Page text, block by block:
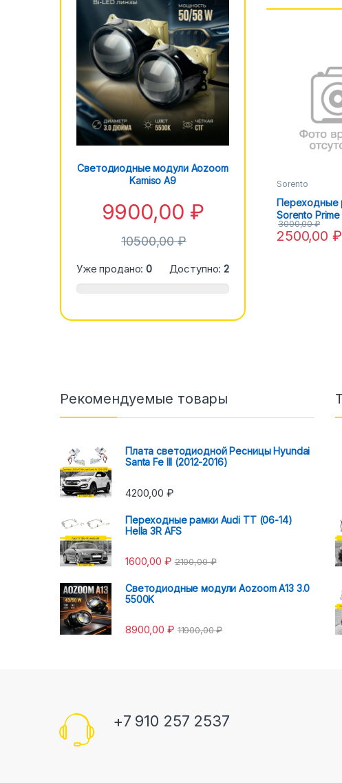
Sorento
Переходные
Sorento
3R AFS Intellect
2500,00 ₽
3000,00₽
Светодиодные модули Aozoom
Kamiso A9
9900,00 ₽
10500,00₽
Уже продано:0 Доступно:2
Рекомендуемые товары
Плата светодиодной Ресницы Hyundai
Santa Fe III (2012-2016)
4200,00 ₽
Переходные рамки Audi TT (06-14)
Hella 3R AFS
1600,00 ₽ 2100,00₽
Светодиодные модули Aozoom A13 3.0
5500K
8900,00 ₽ 11900,00₽
+7 910 257 2537